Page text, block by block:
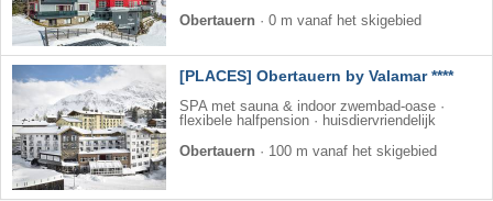
Obertauern · 0 m vanaf het skigebied
[PLACES] Obertauern by Valamar ****
SPA met sauna & indoor zwembad-oase ·
flexibele halfpension · huisdiervriendelijk
Obertauern · 100 m vanaf het skigebied